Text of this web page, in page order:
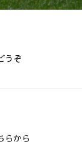
うぞ
らから